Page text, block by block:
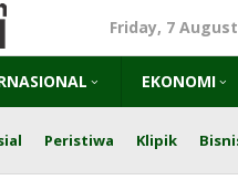
Friday, 7 August
EKONOMI
Peristiwa Klipik